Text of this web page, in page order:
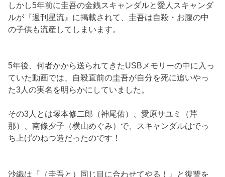
しかし5年前に圭吾の金銭スキャンダルと愛人スキャンダ
ルが『週刊星流』に掲載されて、圭吾は自殺・お腹の中
の子供も流産してしまいます。
5年後、何者かから送られてきたUSBメモリーの中に入っ
ていた動画では、自殺直前の圭吾が自分を死に追いやっ
た3人の実名を明らかにしていました。
その3人とは塚本修二郎（神尾佑）、愛原サユミ（芹
那）、南條夕子（横山めぐみ）で、スキャンダルはでっ
ち上げのねつ造だったのです！
沙織は『（圭吾と）同じ目に合わせてやる！』と復讐を